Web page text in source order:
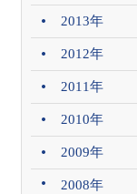
2013年
2012年
2011年
2010年
2009年
2008年